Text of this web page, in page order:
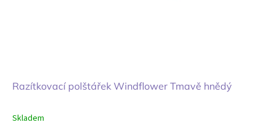
Razítkovací polštářek Windflower Tmavě hnědý
Skladem